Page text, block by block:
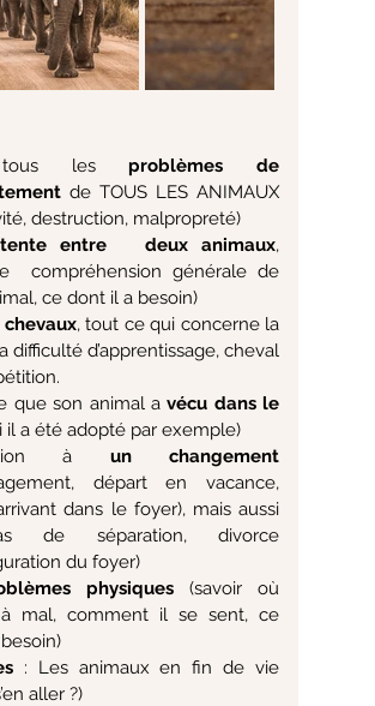
lesproblèmes de
de TOUS LES ANIMAUX
destruction, malpropreté)
entre deux animaux,
compréhension générale de
ce dont il a besoin)
chevaux, tout ce qui concerne la
difficulté d’apprentissage, cheval
que son animal avécu dans le
il a été adopté par exemple)
à un changement
départ en vacance,
dans le foyer), mais aussi
de séparation, divorce
du foyer)
physiques (savoir où
mal, comment il se sent, ce
: Les animaux en fin de vie
aller ?)